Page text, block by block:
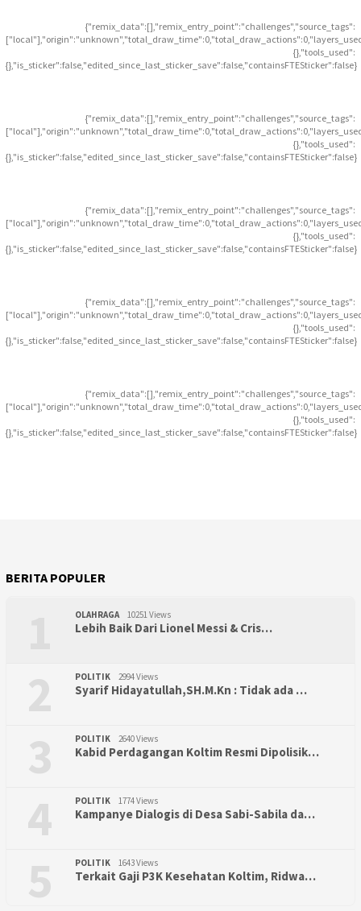
{"remix_data":[],"remix_entry_point":"challenges","source_tags":
{},"tools_used":
{},"is_sticker":false,"edited_since_last_sticker_save":false,"containsFTESticker":false}
{"remix_data":[],"remix_entry_point":"challenges","source_tags":
{},"tools_used":
{},"is_sticker":false,"edited_since_last_sticker_save":false,"containsFTESticker":false}
{"remix_data":[],"remix_entry_point":"challenges","source_tags":
{},"tools_used":
{},"is_sticker":false,"edited_since_last_sticker_save":false,"containsFTESticker":false}
{"remix_data":[],"remix_entry_point":"challenges","source_tags":
{},"tools_used":
{},"is_sticker":false,"edited_since_last_sticker_save":false,"containsFTESticker":false}
{"remix_data":[],"remix_entry_point":"challenges","source_tags":
{},"tools_used":
{},"is_sticker":false,"edited_since_last_sticker_save":false,"containsFTESticker":false}
BERITA POPULER
OLAHRAGA 10251 Views
Lebih Baik Dari Lionel Messi & Cris…
2 POLITIK 2994 Views
Syarif Hidayatullah,SH.M.Kn : Tidak ada …
3 POLITIK 2640 Views
Kabid Perdagangan Koltim Resmi Dipolisik…
4 POLITIK 1774 Views
Kampanye Dialogis di Desa Sabi-Sabila da…
5 POLITIK 1643 Views
Terkait Gaji P3K Kesehatan Koltim, Ridwa…